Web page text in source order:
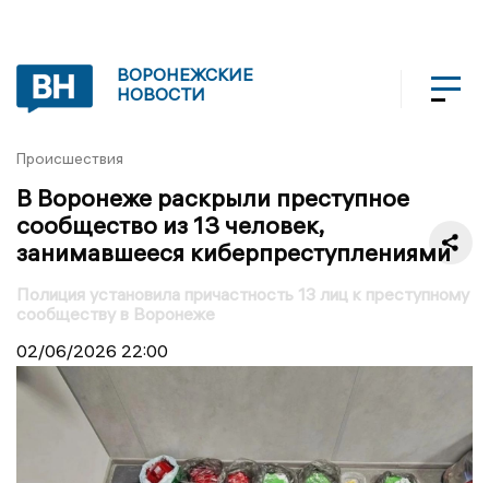
ВОРОНЕЖСКИЕ
НОВОСТИ
Происшествия
В Воронеже раскрыли преступное
сообщество из 13 человек,
занимавшееся киберпреступлениями
Полиция установила причастность 13 лиц к преступному
сообществу в Воронеже
02/06/2026 22:00